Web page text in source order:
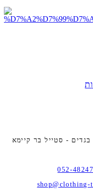
052-
shop@clothing-